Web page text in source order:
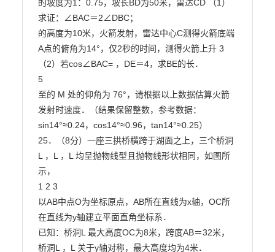
的坡度为1：0.75，坡长BD为50米，雷达CD （1）
求证：∠BAC＝2∠DBC；
的高度为10米，火箭发射，雷达中心C测得火箭底端
A点的俯角为14°，仅2秒的时间，测得火箭上升 3
（2）若cos∠BAC= ，DE＝4，求BE的长．
5
至的 M 处的仰角为 76°，请根据以上数据估算火箭
发射时速度．（结果保留整数，参考数据：
sin14°≈0.24，cos14°≈0.96，tan14°≈0.25）
25．（8分）一座三拱桥横跨于湖面之上，三个桥洞
L ，L ，L 均呈抛物线型且抛物线形状相同，如图所
示，
1 2 3
以AB中点O为坐标原点，AB所在直线为x轴，OC所
在直线为y轴建立平面直角坐标系．
已知：桥洞L 最大高度OC为8米，跨度AB＝32米，
桥洞L ，L 关于y轴对称，最大高度均为4米．